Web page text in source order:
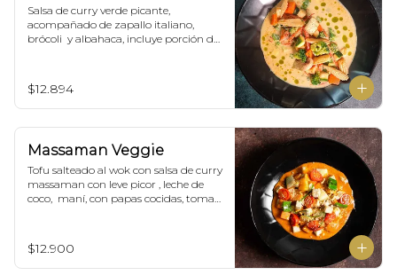
Salsa de curry verde picante,
acompañado de zapallo italiano,
brócoli  y albahaca, incluye porción de
$12.894
Massaman Veggie
Tofu salteado al wok con salsa de curry
massaman con leve picor , leche de
coco,  maní, con papas cocidas, tomate
$12.900